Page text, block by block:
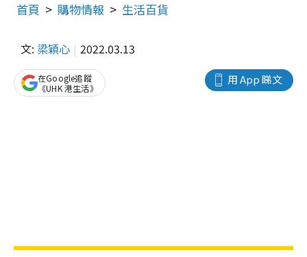
首頁 購物情報 生活百貨
文: 梁穎心 2022.03.13
用 App 睇文
在Google追蹤
《UHK 港生活》